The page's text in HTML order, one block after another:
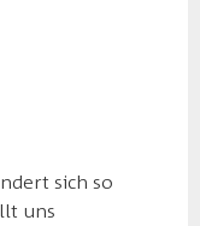
sich so
uns